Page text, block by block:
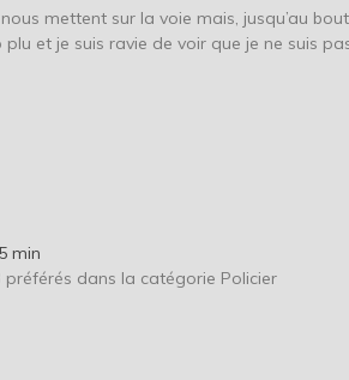
mettent sur la voie mais, jusqu’au
et je suis ravie de voir que je ne suis
min
dans la catégorie Policier